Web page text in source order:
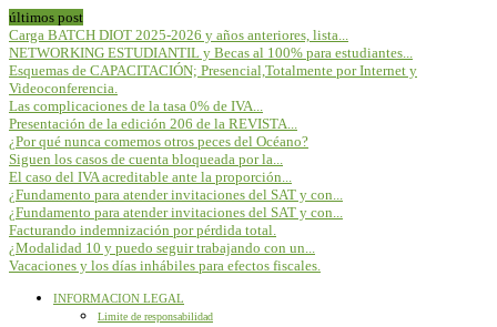
últimos post
Carga BATCH DIOT 2025-2026 y años anteriores, lista...
NETWORKING ESTUDIANTIL y Becas al 100% para estudiantes...
Esquemas de CAPACITACIÓN; Presencial,Totalmente por Internet y
Videoconferencia.
Las complicaciones de la tasa 0% de IVA...
Presentación de la edición 206 de la REVISTA...
¿Por qué nunca comemos otros peces del Océano?
Siguen los casos de cuenta bloqueada por la...
El caso del IVA acreditable ante la proporción...
¿Fundamento para atender invitaciones del SAT y con...
¿Fundamento para atender invitaciones del SAT y con...
Facturando indemnización por pérdida total.
¿Modalidad 10 y puedo seguir trabajando con un...
Vacaciones y los días inhábiles para efectos fiscales.
INFORMACION LEGAL
Limite de responsabilidad